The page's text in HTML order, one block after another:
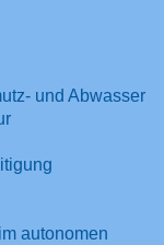
und Abwasser
autonomen